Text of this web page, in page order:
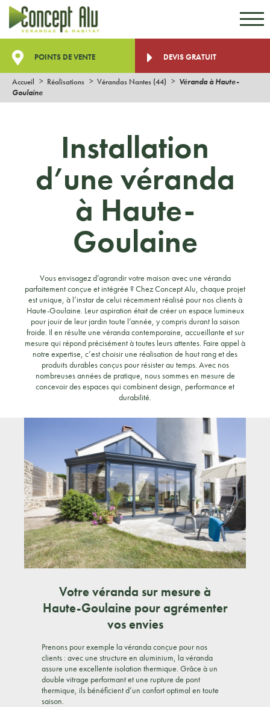
POINTS DE VENTE DEVIS GRATUIT
Accueil Réalisations Vérandas Nantes (44)
Véranda à Haute-
Goulaine
Installation
d’une véranda
à Haute-
Goulaine
Vous envisagez d’agrandir votre maison avec une véranda
parfaitement conçue et intégrée ? Chez Concept Alu, chaque projet
est unique, à l’instar de celui récemment réalisé pour nos clients à
Haute-Goulaine. Leur aspiration était de créer un espace lumineux
pour jouir de leur jardin toute l’année, y compris durant la saison
froide. Il en résulte une véranda contemporaine, accueillante et sur
mesure qui répond précisément à toutes leurs attentes. Faire appel à
notre expertise, c’est choisir une réalisation de haut rang et des
produits durables conçus pour résister au temps. Avec nos
nombreuses années de pratique, nous sommes en mesure de
concevoir des espaces qui combinent design, performance et
durabilité.
Votre véranda sur mesure à
Haute-Goulaine pour agrémenter
vos envies
Prenons pour exemple la véranda conçue pour nos
clients : avec une structure en aluminium, la véranda
assure une excellente isolation thermique. Grâce à un
double vitrage performant et une rupture de pont
thermique, ils bénéficient d’un confort optimal en toute
saison.